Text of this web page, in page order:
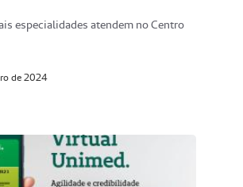
especialidades atendem no Centro
de 2024